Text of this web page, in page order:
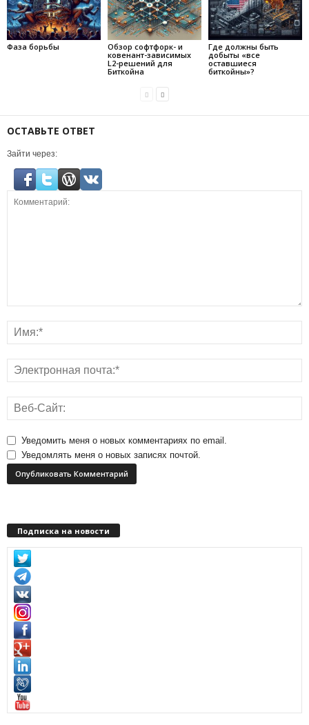
Фаза борьбы
Обзор софтфорк- и
ковенант-зависимых
L2-решений для
Биткойна
Где должны быть
добыты «все
оставшиеся
биткойны»?
ОСТАВЬТЕ ОТВЕТ
Зайти через:
Уведомить меня о новых комментариях по email.
Уведомлять меня о новых записях почтой.
Подписка на новости